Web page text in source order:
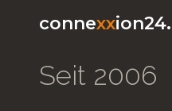
connexx
Seit 2006